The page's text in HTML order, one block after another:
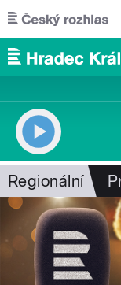
Přejít k hlavnímu
Regionální